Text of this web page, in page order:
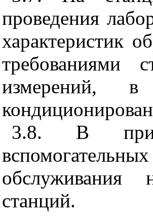
проведения
характеристик
требованиями
3.8. В
обслуживания
станций.